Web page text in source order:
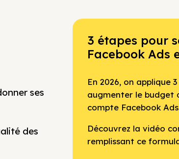
ses
des
3 étapes pour
Facebook Ads
En 2026, on applique
augmenter le budget
compte Facebook
Découvrez la vidéo
remplissant ce